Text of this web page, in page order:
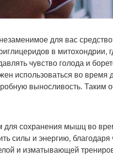
для вас
в митохондрии,
чувство голода и
использоваться во время
выносливость. Таким
для сохранения мышц во
силы и энергию,
и изматывающей